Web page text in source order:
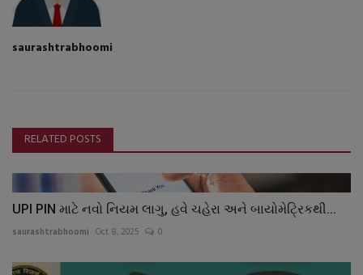
saurashtrabhoomi
RELATED POSTS
UPI PIN માટે નવો નિયમ લાગુ, હવે ચહેરા અને બાયોમેટ્રિકથી...
saurashtrabhoomi Oct 8, 2025 0